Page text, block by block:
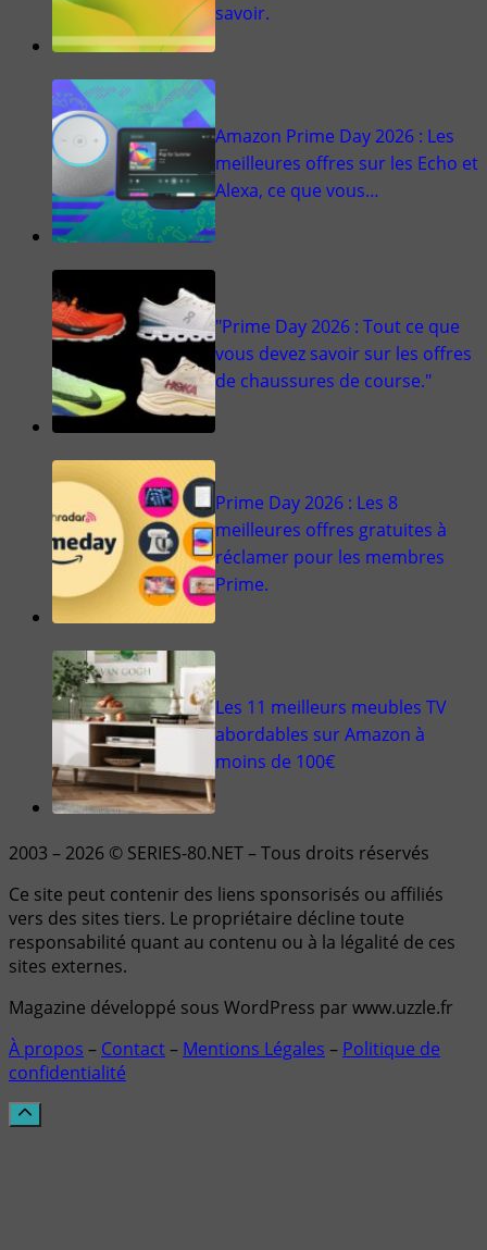
savoir.
Amazon Prime Day 2026 : Les
meilleures offres sur les Echo et
Alexa, ce que vous…
"Prime Day 2026 : Tout ce que
vous devez savoir sur les offres
de chaussures de course."
Prime Day 2026 : Les 8
meilleures offres gratuites à
réclamer pour les membres
Prime.
Les 11 meilleurs meubles TV
abordables sur Amazon à
moins de 100€
2003 – 2026 © SERIES-80.NET – Tous droits réservés
Ce site peut contenir des liens sponsorisés ou affiliés
vers des sites tiers. Le propriétaire décline toute
responsabilité quant au contenu ou à la légalité de ces
sites externes.
Magazine développé sous WordPress par www.uzzle.fr
À propos – Contact– Mentions Légales – Politique de
confidentialité